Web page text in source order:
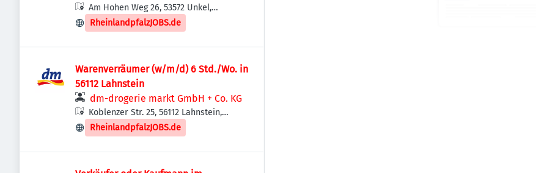
Am Hohen Weg 26, 53572 Unkel,
Deutschland
RheinlandpfalzJOBS.de
Warenverräumer (w/m/d) 6 Std./Wo. in
56112 Lahnstein
dm-drogerie markt GmbH + Co. KG
Koblenzer Str. 25, 56112 Lahnstein,
Deutschland
RheinlandpfalzJOBS.de